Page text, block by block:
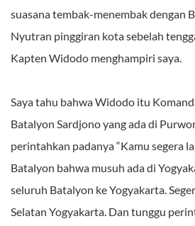
suasana tembak-menembak dengan
Nyutran pinggiran kota sebelah
Kapten Widodo menghampiri saya.
Saya tahu bahwa Widodo itu
Batalyon Sardjono yang ada di
perintahkan padanya “Kamu segera
Batalyon bahwa musuh ada di
seluruh Batalyon ke Yogyakarta.
Selatan Yogyakarta. Dan tunggu